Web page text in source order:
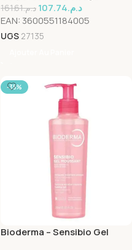
د.م.161.61 د.م.107.74
EAN: 3600551184005
UGS 27135
-35%
Bioderma – Sensibio Gel